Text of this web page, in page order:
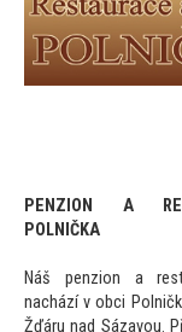
PENZION A
POLNIČKA
Náš penzion a
nachází v obci
Žďáru nad Sázavou.